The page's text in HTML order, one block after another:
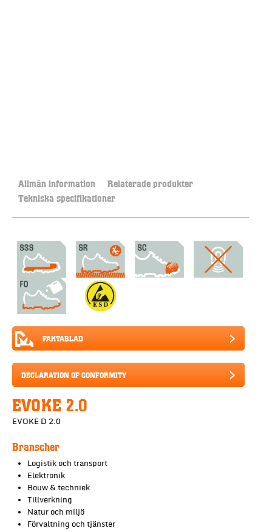
Allmän information Relaterade produkter
Tekniska specifikationer
FAKTABLAD
DECLARATION OF CONFORMITY
EVOKE 2.0
EVOKE D 2.0
Branscher
Logistik och transport
Elektronik
Bouw & techniek
Tillverkning
Natur och miljö
Förvaltning och tjänster